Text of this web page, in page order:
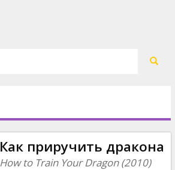
Как приручить дракона
How to Train Your Dragon (2010)